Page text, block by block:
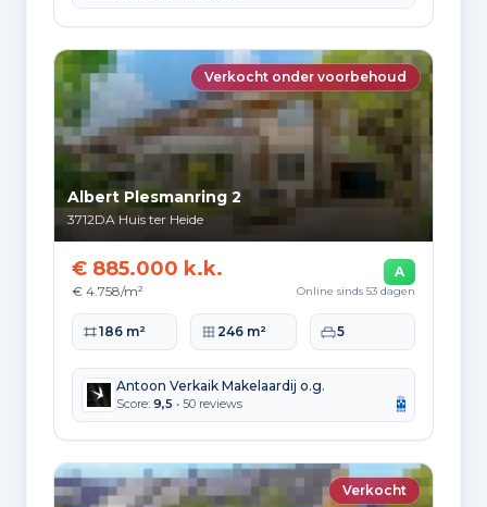
Badkamer voorzieningen
Inloopdouche en wastafel
Extra kenmerken
Dakraam
natuurlijke ventilatie
en TV kabel
Verkocht onder voorbehoud
Albert Plesmanring 2
3712DA Huis ter Heide
€ 885.000 k.k.
€ 4.758/m²
A
Online sinds 53 dagen
Woonoppervlakte
186 m² Perceeloppervlakte
246 m² Slaapkamers
5
Antoon Verkaik Makelaardij o.g.
Score: 9,5 • 50 reviews
Verkocht